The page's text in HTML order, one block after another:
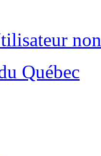
Québec